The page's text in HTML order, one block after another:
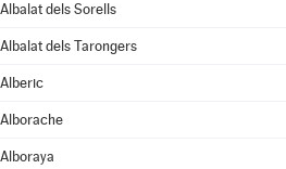
Albalat dels Sorells
Albalat dels Tarongers
Alberic
Alborache
Alboraya